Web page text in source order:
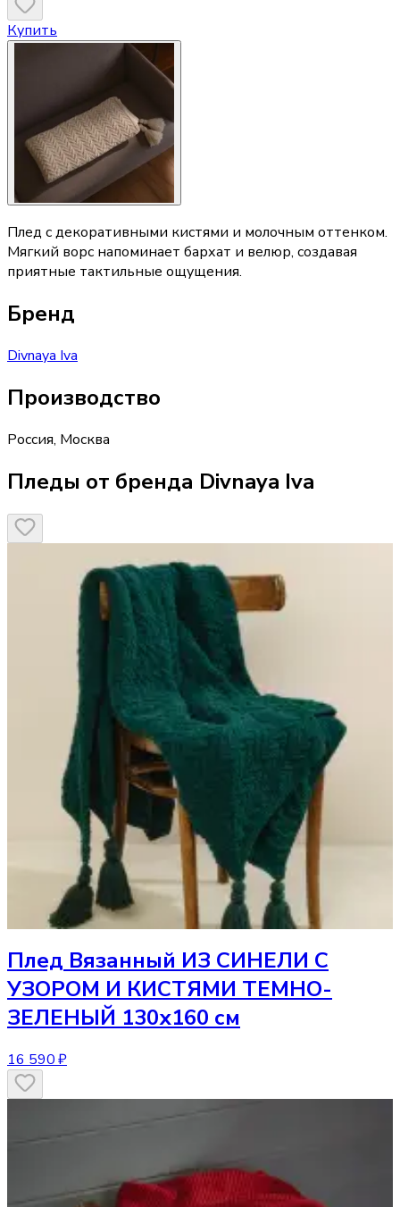
Купить
Плед с декоративными кистями и молочным оттенком.
Мягкий ворс напоминает бархат и велюр, создавая
приятные тактильные ощущения.
Бренд
Divnaya Iva
Производство
Россия, Москва
Пледы от бренда Divnaya Iva
Плед Вязанный ИЗ СИНЕЛИ С
УЗОРОМ И КИСТЯМИ ТЕМНО-
ЗЕЛЕНЫЙ 130х160 см
16 590 ₽